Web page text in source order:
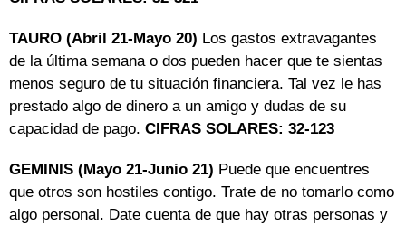
TAURO (Abril 21-Mayo 20) Los gastos extravagantes
de la última semana o dos pueden hacer que te sientas
menos seguro de tu situación financiera. Tal vez le has
prestado algo de dinero a un amigo y dudas de su
capacidad de pago. CIFRAS SOLARES: 32-123
GEMINIS (Mayo 21-Junio 21) Puede que encuentres
que otros son hostiles contigo. Trate de no tomarlo como
algo personal. Date cuenta de que hay otras personas y